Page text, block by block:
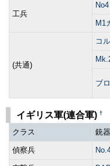
工兵
M1
(共通)
コ
ブ
イギリス軍(連合軍) †
クラス 銃
偵察兵